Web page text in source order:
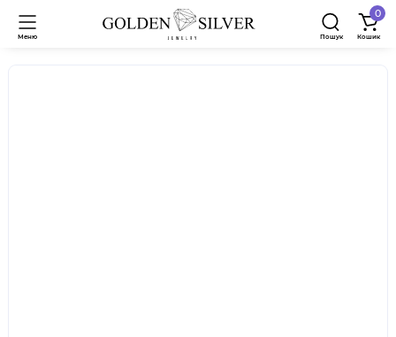
Меню Пошук
0
Кошик